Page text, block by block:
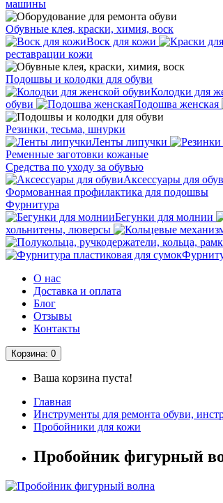
машины
Обувные клея, краски, химия, воск
Воск для кожи
реставрации кожи
Подошвы и колодки для обуви
Колодки для
обуви
Подошва женская
Резинки, тесьма, шнурки
Ленты липучки
Ременные заготовки кожаные
Средства по уходу за обувью
Аксессуары для
Формованная профилактика для подошвы
Фурнитура
Бегунки для молнии
хольнитены, люверсы
О нас
Доставка и оплата
Блог
Отзывы
Контакты
Корзина: 0
Ваша корзина пуста!
Главная
Инструменты для ремонта обуви,
Пробойники для кожи
Пробойник фигурный